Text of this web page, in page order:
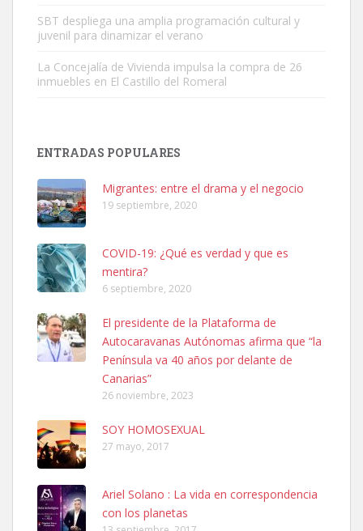
Leales.org » Gran Canaria
Ninfa perdida
El día 5 se los perdió una ninfa papillera, asustada tiene miedo a la
calle, se perdió por la zon...
Leales.org » Gran Canaria
6.7.2025
Adopcion
Busco casa de acogida para mi perrita ya que por temas de trabajo
SBT despliega una amplia programación cultural y
juvenil para dinamizar el verano
La Concejalía de Vivienda impulsa la compra de 26
inmuebles en El Castillo del Romeral
ENTRADAS POPULARES
Migrantes: entre el drama y el negocio
19 septiembre, 2020
COVID-19: ¿Qué es verdad y que es
mentira?
6 septiembre, 2020
El presidente de la Plataforma de
Autocaravanas Autónomas afirma que “la
Península va 40 años por delante de
Canarias”
26 noviembre, 2023
SOY HOMOSEXUAL
27 mayo, 2017
Ariel Solano : La vida en correspondencia
con los planetas